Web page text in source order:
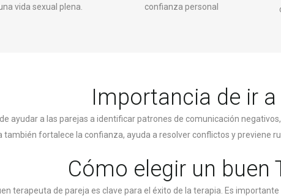
vida sexual plena.
confianza personal
Importancia de ir
ayudar a las parejas a identificar patrones de comunicación
también fortalece la confianza, ayuda a resolver conflictos y
Cómo elegir un buen
terapeuta de pareja es clave para el éxito de la terapia. Es